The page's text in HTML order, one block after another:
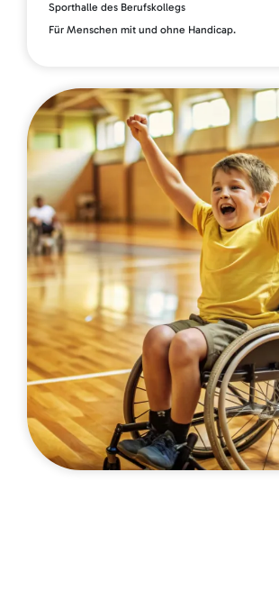
Sporthalle des Berufskollegs
Für Menschen mit und ohne Handicap.